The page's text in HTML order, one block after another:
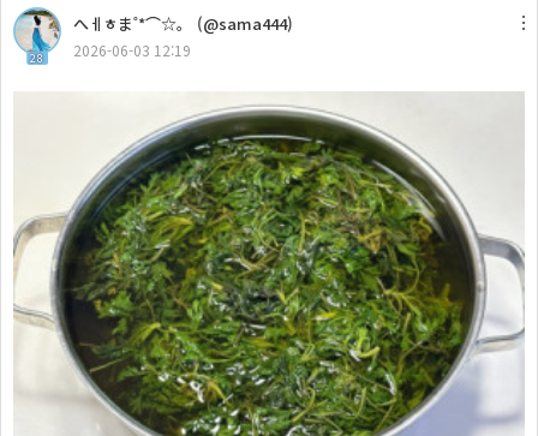
28
へㅔㅎま˚*⌒☆。 (@sama444)
2026-06-03 12:19